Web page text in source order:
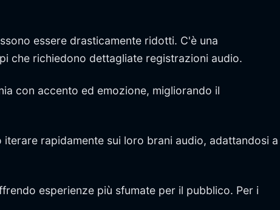
essere drasticamente ridotti. C'è una
che richiedono dettagliate registrazioni audio.
con accento ed emozione, migliorando il
rapidamente sui loro brani audio, adattandosi a
esperienze più sfumate per il pubblico. Per i